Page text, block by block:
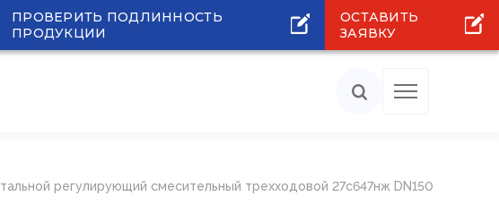
ПРОВЕРИТЬ ПОДЛИННОСТЬ
ПРОДУКЦИИ
ОСТАВИТЬ
ЗАЯВКУ
регулирующий смесительный трехходовой 27с647нж DN150